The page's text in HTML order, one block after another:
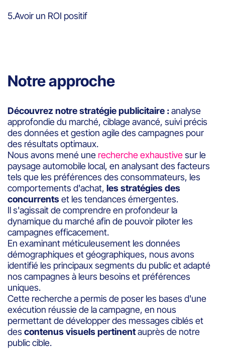
5.Avoir un ROI positif
Notre approche
Découvrez notre stratégie publicitaire :analyse
approfondie du marché, ciblage avancé, suivi précis
des données et gestion agile des campagnes pour
des résultats optimaux.
Nous avons mené une recherche exhaustivesur le
paysage automobile local, en analysant des facteurs
tels que les préférences des consommateurs, les
comportements d'achat, les stratégies des
concurrentset les tendances émergentes.
Il s'agissait de comprendre en profondeur la
dynamique du marché afin de pouvoir piloter les
campagnes efficacement.
En examinant méticuleusement les données
démographiques et géographiques, nous avons
identifié les principaux segments du public et adapté
nos campagnes à leurs besoins et préférences
uniques.
Cette recherche a permis de poser les bases d'une
exécution réussie de la campagne, en nous
permettant de développer des messages ciblés et
des contenus visuels pertinentauprès de notre
public cible.